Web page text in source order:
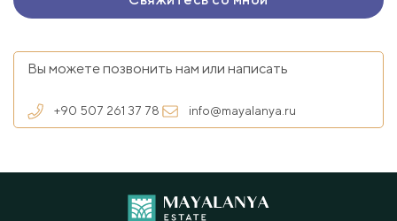
Вы можете позвонить нам или написать
+90 507 261 37 78 info@mayalanya.ru